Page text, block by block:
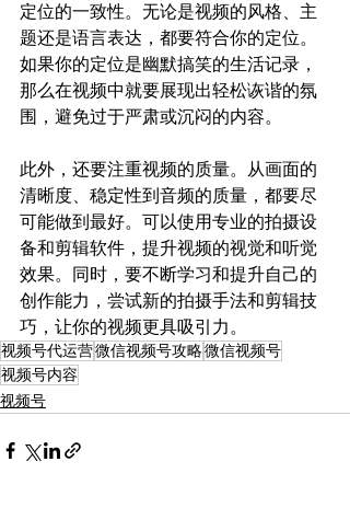
定位的一致性。无论是视频的风格、主
题还是语言表达，都要符合你的定位。
如果你的定位是幽默搞笑的生活记录，
那么在视频中就要展现出轻松诙谐的氛
围，避免过于严肃或沉闷的内容。
此外，还要注重视频的质量。从画面的
清晰度、稳定性到音频的质量，都要尽
可能做到最好。可以使用专业的拍摄设
备和剪辑软件，提升视频的视觉和听觉
效果。同时，要不断学习和提升自己的
创作能力，尝试新的拍摄手法和剪辑技
巧，让你的视频更具吸引力。
视频号代运营微信视频号攻略微信视频号
视频号内容
视频号